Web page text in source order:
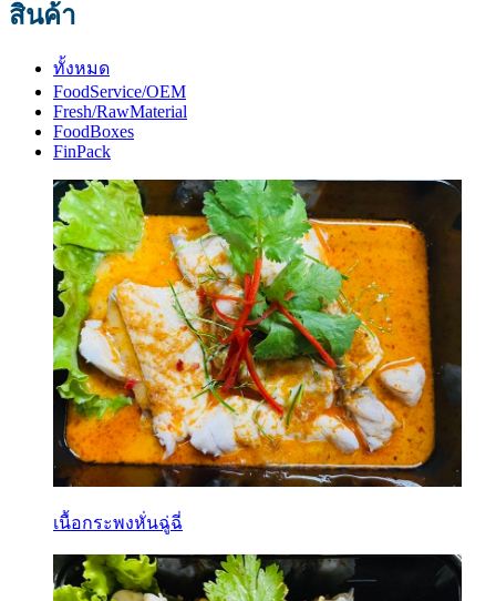
สินค้า
ทั้งหมด
FoodService/OEM
Fresh/RawMaterial
FoodBoxes
FinPack
เนื้อกระพงหั่นฉู่ฉี่